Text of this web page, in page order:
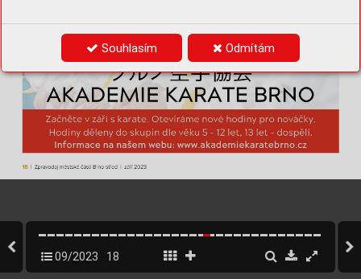
Souhlasím Odmítám
18 | Zpravodaj městské části Brno-střed | září 2023
09/2023 18